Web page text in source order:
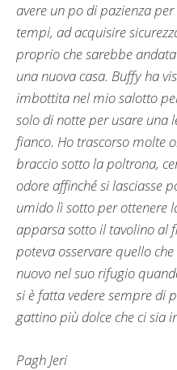
avere un po di pazienza
tempi, ad acquisire
proprio che sarebbe
una nuova casa. Buffy ha
imbottita nel mio salotto
solo di notte per usare una
fianco. Ho trascorso molte
braccio sotto la poltrona,
odore affinché si lasciasse
umido lì sotto per ottenere
apparsa sotto il tavolino al
poteva osservare quello
nuovo nel suo rifugio
si è fatta vedere sempre di
gattino più dolce che ci sia
Pagh Jeri